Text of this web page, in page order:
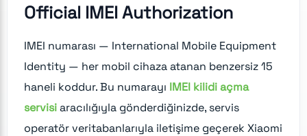
Official IMEI Authorization
IMEI numarası — International Mobile Equipment
Identity — her mobil cihaza atanan benzersiz 15
haneli koddur. Bu numarayı IMEI kilidi açma
servisiaracılığıyla gönderdiğinizde, servis
operatör veritabanlarıyla iletişime geçerek Xiaomi